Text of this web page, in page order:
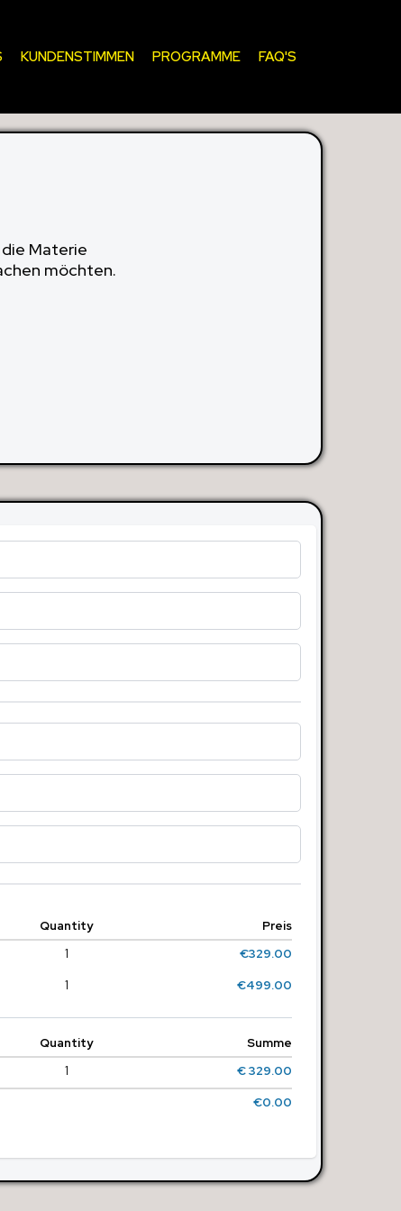
KUNDENSTIMMEN PROGRAMME FAQ'S
Materie
möchten.
Quantity
Preis
1 €329.00
1 €499.00
Quantity
Summe
1 € 329.00
€0.00